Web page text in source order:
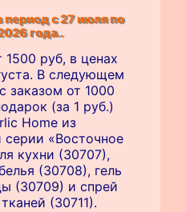
с 27 июля по
года..
1500 руб, в ценах
В следующем
заказом от 1000
(за 1 руб.)
Home из
«Восточное
кухни (30707),
(30708), гель
(30709) и спрей
(30711).